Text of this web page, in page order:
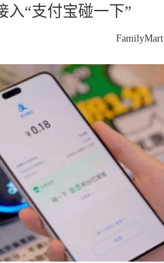
入“支付宝碰一下”
FamilyMart